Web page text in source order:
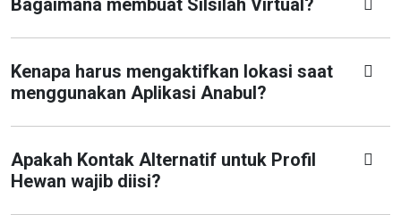
Bagaimana membuat Silsilah Virtual?
Kenapa harus mengaktifkan lokasi saat
menggunakan Aplikasi Anabul?
Apakah Kontak Alternatif untuk Profil
Hewan wajib diisi?